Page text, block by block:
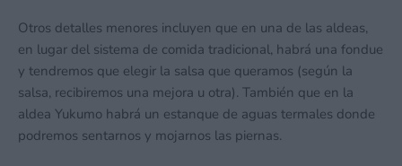
Otros detalles menores incluyen que en una de las aldeas,
en lugar del sistema de comida tradicional, habrá una fondue
y tendremos que elegir la salsa que queramos (según la
salsa, recibiremos una mejora u otra). También que en la
aldea Yukumo habrá un estanque de aguas termales donde
podremos sentarnos y mojarnos las piernas.